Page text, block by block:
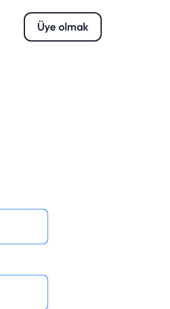
Üye olmak